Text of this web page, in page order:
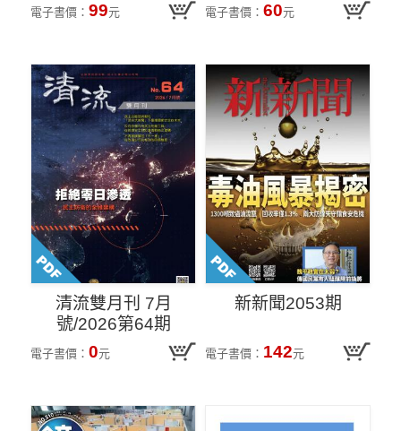
電子書價： 99元 電子書價： 60元
清流雙月刊 7月
號/2026第64期
電子書價： 0元
新新聞2053期
電子書價： 142元